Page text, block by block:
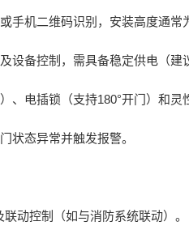
手机二维码识别，安装高度通常
设备控制，需具备稳定供电（建
、电插锁（支持180°开门）和
状态异常并触发报警。
动控制（如与消防系统联动）。